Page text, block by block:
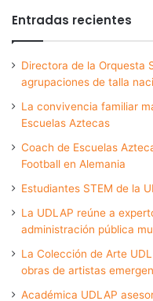
Entradas recientes
Directora de la Orquesta
agrupaciones de talla
La convivencia familiar
Escuelas Aztecas
Coach de Escuelas
Football en Alemania
Estudiantes STEM de la
La UDLAP reúne a
administración pública
La Colección de Arte
obras de artistas
Académica UDLAP